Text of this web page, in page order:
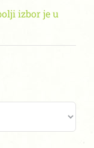
izbor je u